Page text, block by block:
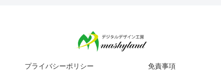
プライバシーポリシー 免責事項